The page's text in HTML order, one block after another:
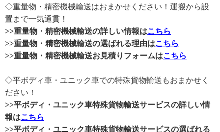
◇重量物・精密機械輸送はおまかせください！運搬から設
置まで一気通貫！
>>重量物・精密機械輸送の詳しい情報はこちら
>>重量物・精密機械輸送の選ばれる理由はこちら
>>重量物・精密機械輸送お見積りフォームはこちら
◇平ボディ車・ユニック車での特殊貨物輸送もおまかせく
ださい！
>>平ボディ・ユニック車特殊貨物輸送サービスの詳しい情
報はこちら
>>平ボディ・ユニック車特殊貨物輸送サービスの選ばれる